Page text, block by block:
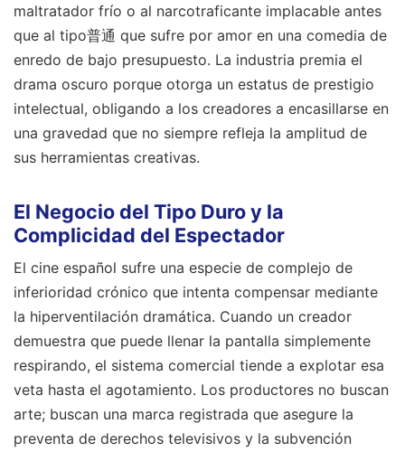
maltratador frío o al narcotraficante implacable antes
que al tipo普通 que sufre por amor en una comedia de
enredo de bajo presupuesto. La industria premia el
drama oscuro porque otorga un estatus de prestigio
intelectual, obligando a los creadores a encasillarse en
una gravedad que no siempre refleja la amplitud de
sus herramientas creativas.
El Negocio del Tipo Duro y la
Complicidad del Espectador
El cine español sufre una especie de complejo de
inferioridad crónico que intenta compensar mediante
la hiperventilación dramática. Cuando un creador
demuestra que puede llenar la pantalla simplemente
respirando, el sistema comercial tiende a explotar esa
veta hasta el agotamiento. Los productores no buscan
arte; buscan una marca registrada que asegure la
preventa de derechos televisivos y la subvención